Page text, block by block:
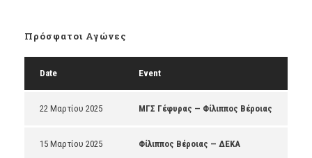
Πρόσφατοι Αγώνες
Date Event
22 Μαρτίου 2025 ΜΓΣ Γέφυρας — Φίλιππος Βέροιας
15 Μαρτίου 2025 Φίλιππος Βέροιας — ΔΕΚΑ